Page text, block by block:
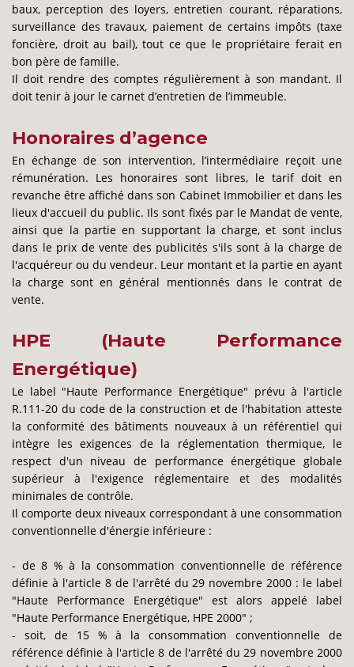
baux, perception des loyers, entretien courant, réparations,
surveillance des travaux, paiement de certains impôts (taxe
foncière, droit au bail), tout ce que le propriétaire ferait en
bon père de famille.
Il doit rendre des comptes régulièrement à son mandant. Il
doit tenir à jour le carnet d’entretien de l’immeuble.
Honoraires d’agence
En échange de son intervention, l’intermédiaire reçoit une
rémunération. Les honoraires sont libres, le tarif doit en
revanche être affiché dans son Cabinet Immobilier et dans les
lieux d'accueil du public. Ils sont fixés par le Mandat de vente,
ainsi que la partie en supportant la charge, et sont inclus
dans le prix de vente des publicités s'ils sont à la charge de
l'acquéreur ou du vendeur. Leur montant et la partie en ayant
la charge sont en général mentionnés dans le contrat de
vente.
HPE (Haute Performance
Energétique)
Le label "Haute Performance Energétique" prévu à l'article
R.111-20 du code de la construction et de l'habitation atteste
la conformité des bâtiments nouveaux à un référentiel qui
intègre les exigences de la réglementation thermique, le
respect d'un niveau de performance énergétique globale
supérieur à l'exigence réglementaire et des modalités
minimales de contrôle.
Il comporte deux niveaux correspondant à une consommation
conventionnelle d'énergie inférieure :
- de 8 % à la consommation conventionnelle de référence
définie à l'article 8 de l'arrêté du 29 novembre 2000 : le label
"Haute Performance Energétique" est alors appelé label
"Haute Performance Energétique, HPE 2000" ;
- soit, de 15 % à la consommation conventionnelle de
référence définie à l'article 8 de l'arrêté du 29 novembre 2000